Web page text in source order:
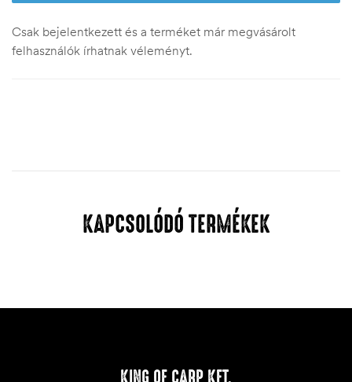
Csak bejelentkezett és a terméket már megvásárolt
felhasználók írhatnak véleményt.
KAPCSOLÓDÓ TERMÉKEK
KING OF CARP KFT.